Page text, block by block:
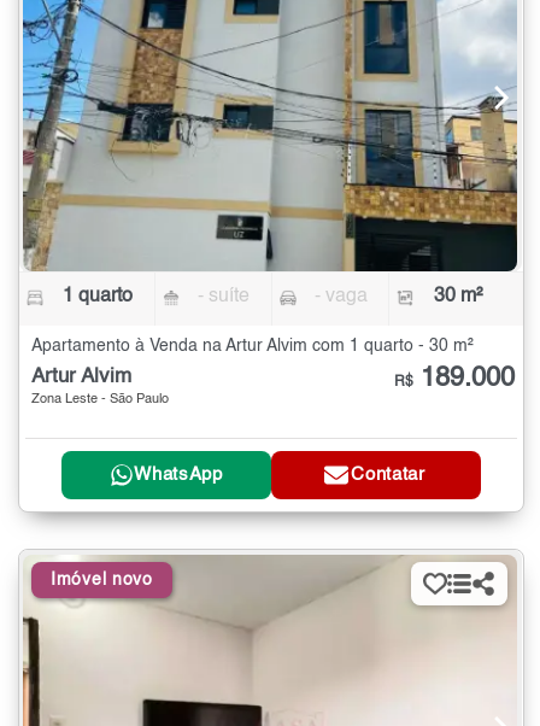
1 quarto - suíte - vaga 30 m²
Apartamento à Venda na Artur Alvim com 1 quarto - 30 m²
Artur Alvim
Zona Leste - São Paulo
R$ 189.000
WhatsApp Contatar
Imóvel novo